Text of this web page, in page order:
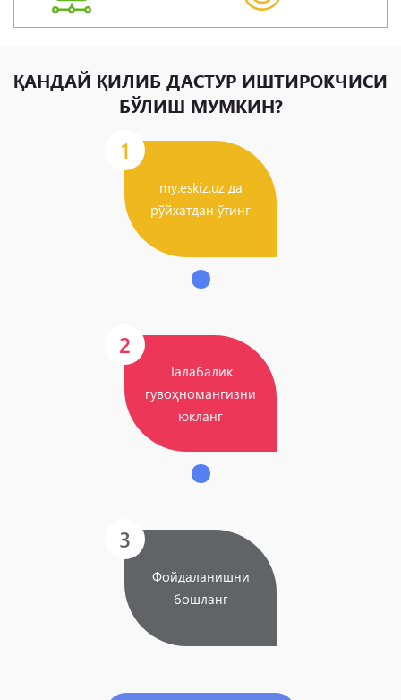
ҚАНДАЙ ҚИЛИБ ДАСТУР ИШТИРОКЧИСИ
БЎЛИШ МУМКИН?
my.eskiz.uz да
рўйхатдан ўтинг
1
Талабалик
гувоҳномангизни
юкланг
2
Фойдаланишни
бошланг
3